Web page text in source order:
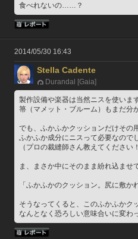
食べれないの……？
2014/05/30 16:43
Stella Cadente
Durandal [Gaia]
製作設備や楽器は当然ニスを使いま
箒（マメット・ブルーム）もまだ分
でも、ふかふかクッションだけその
ふかふか成分にニスって必要なので
（プロの裁縫師さん教えてください！
ま、まさか中にそのまま紛れ込ませ
「ふかふかのクッション。尻に敷か
そうなってくると、このふかふかク
なんとなく恐ろしい意味合いに変わ